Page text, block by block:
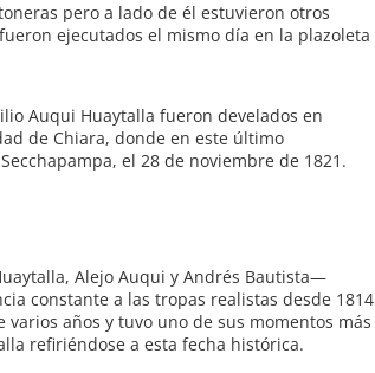
pero a lado de él estuvieron otros
ejecutados el mismo día en la plazoleta
Auqui Huaytalla fueron develados en
de Chiara, donde en este último
el 28 de noviembre de 1821.
Alejo Auqui y Andrés Bautista—
constante a las tropas realistas desde 1814
años y tuvo uno de sus momentos más
refiriéndose a esta fecha histórica.